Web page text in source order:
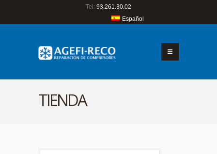
Tel: 93.261.30.02
Español
TIENDA